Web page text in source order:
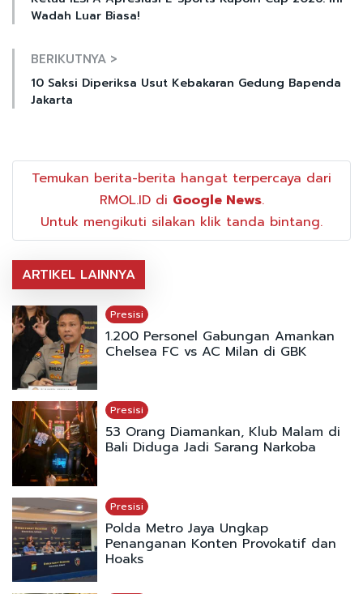
Wadah Luar Biasa!
BERIKUTNYA >
10 Saksi Diperiksa Usut Kebakaran Gedung Bapenda
Jakarta
Temukan berita-berita hangat terpercaya dari
RMOL.ID di Google News.
Untuk mengikuti silakan klik tanda bintang.
ARTIKEL LAINNYA
Presisi
1.200 Personel Gabungan Amankan
Chelsea FC vs AC Milan di GBK
Presisi
53 Orang Diamankan, Klub Malam di
Bali Diduga Jadi Sarang Narkoba
Presisi
Polda Metro Jaya Ungkap
Penanganan Konten Provokatif dan
Hoaks